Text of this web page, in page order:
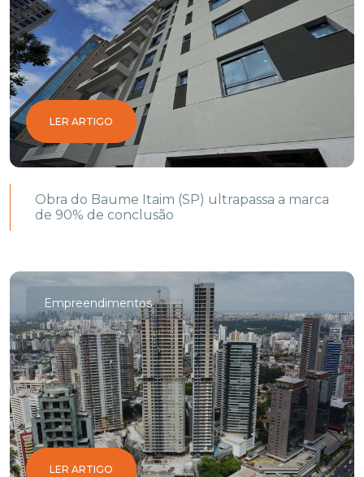
LER ARTIGO
Obra do Baume Itaim (SP) ultrapassa a marca
de 90% de conclusão
Empreendimentos
LER ARTIGO